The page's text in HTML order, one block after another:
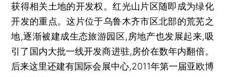
获得相关土地的开发权。红光山片区随即成为绿化
开发的重点。这片位于乌鲁木齐市区北部的荒芜之
地,逐渐被建成生态旅游园区,房地产也发展起来,吸
引了国内大批一线开发商进驻,房价在数年内翻倍。
后来这里还建有国际会展中心,2011年第一届亚欧博